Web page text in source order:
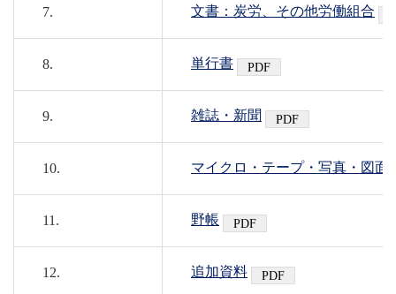
7. 文書：炭労、その他労働組合
8. 単行書
9. 雑誌・新聞
10. マイクロ・テープ・写真・図面
11. 野帳
12. 追加資料